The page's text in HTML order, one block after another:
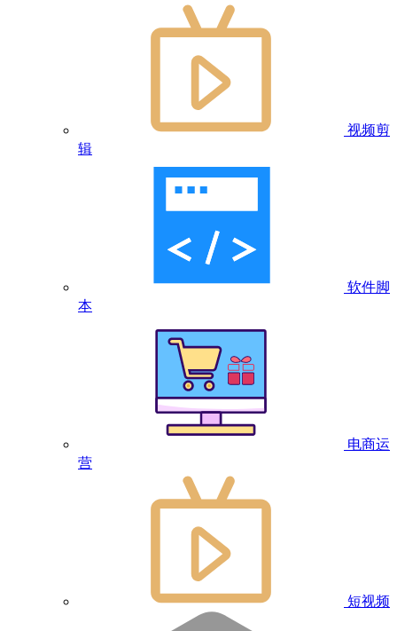
视频剪
辑
软件脚
本
电商运
营
短视频